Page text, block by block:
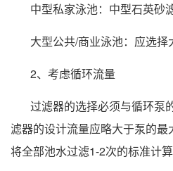
中型私家泳池：中型石英砂
大型公共/商业泳池：应选择
2、考虑循环流量
过滤器的选择必须与循环泵
滤器的设计流量应略大于泵的
将全部池水过滤1-2次的标准计算